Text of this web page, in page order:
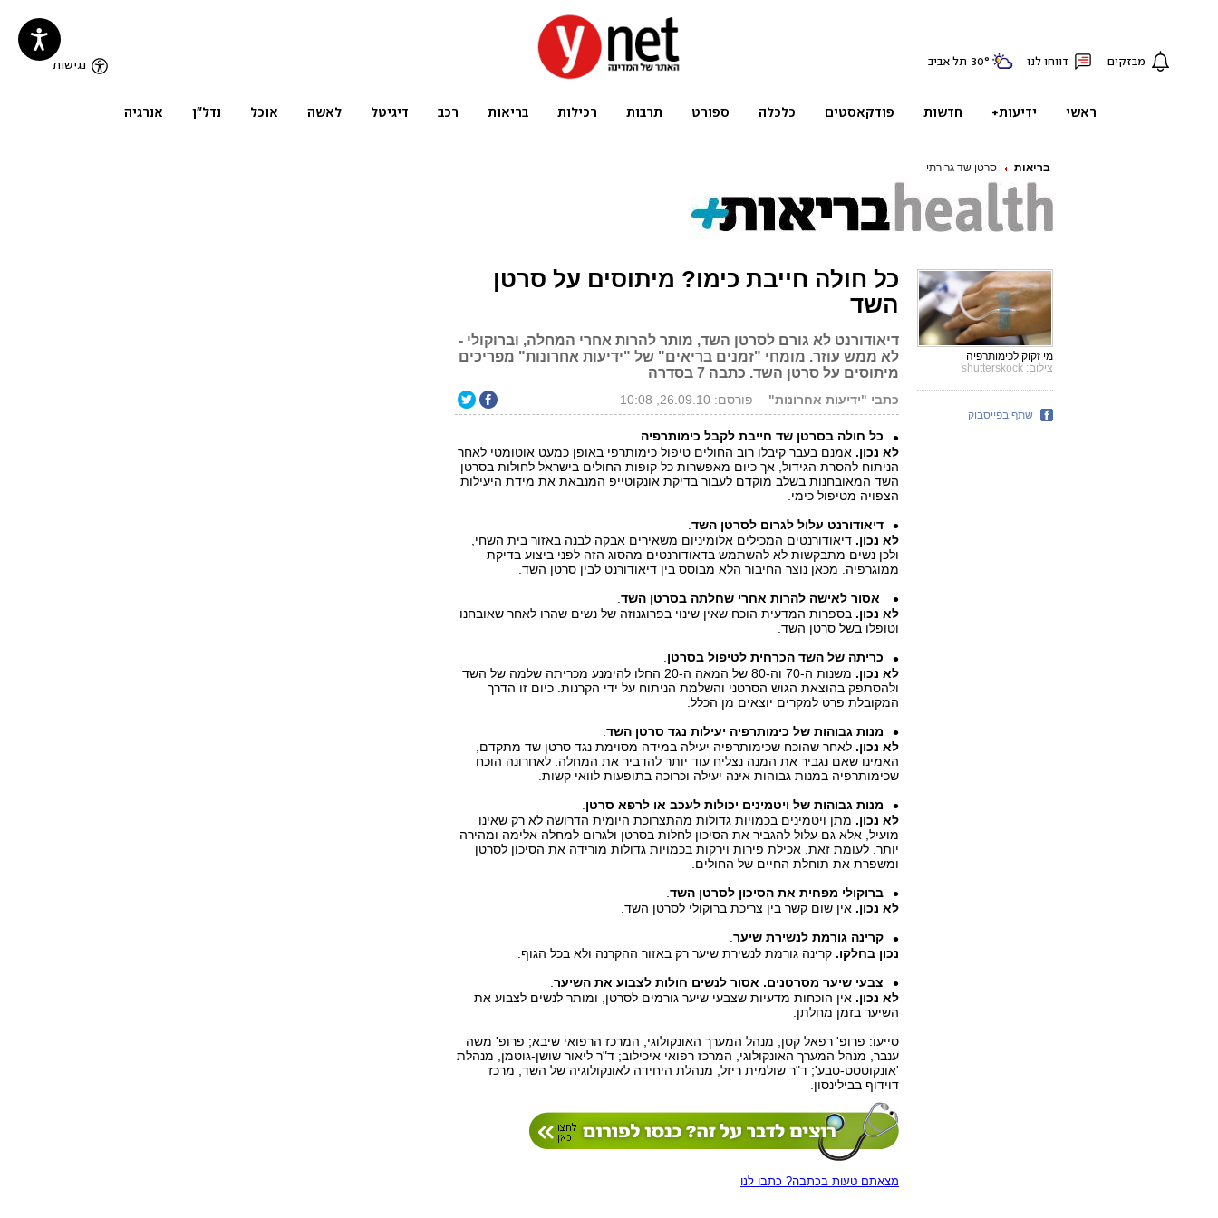
בריאות סרטן שד גרורתי
כל חולה חייבת כימו? מיתוסים על סרטן
השד
דיאודורנט לא גורם לסרטן השד, מותר להרות אחרי המחלה, וברוקולי -
לא ממש עוזר. מומחי "זמנים בריאים" של "ידיעות אחרונות" מפריכים
מיתוסים על סרטן השד. כתבה 7 בסדרה
כתבי "ידיעות אחרונות" פורסם: 26.09.10, 10:08
כל חולה בסרטן שד חייבת לקבל כימותרפיה.
לא נכון. אמנם בעבר קיבלו רוב החולים טיפול כימותרפי באופן כמעט אוטומטי לאחר
הניתוח להסרת הגידול, אך כיום מאפשרות כל קופות החולים בישראל לחולות בסרטן
השד המאובחנות בשלב מוקדם לעבור בדיקת אונקוטייפ המנבאת את מידת היעילות
הצפויה מטיפול כימי.
דיאודורנט עלול לגרום לסרטן השד.
לא נכון. דיאודורנטים המכילים אלומיניום משאירים אבקה לבנה באזור בית השחי,
ולכן נשים מתבקשות לא להשתמש בדאודורנטים מהסוג הזה לפני ביצוע בדיקת
ממוגרפיה. מכאן נוצר החיבור הלא מבוסס בין דיאודורנט לבין סרטן השד.
אסור לאישה להרות אחרי שחלתה בסרטן השד.
לא נכון. בספרות המדעית הוכח שאין שינוי בפרוגנוזה של נשים שהרו לאחר שאובחנו
וטופלו בשל סרטן השד.
כריתה של השד הכרחית לטיפול בסרטן.
לא נכון.
משנות ה‭70-‬ וה‭80-‬ של המאה ה‭20-‬ החלו להימנע מכריתה שלמה של השד
ולהסתפק בהוצאת הגוש הסרטני והשלמת הניתוח על ידי הקרנות. כיום זו הדרך
המקובלת פרט למקרים יוצאים מן הכלל.
מנות גבוהות של כימותרפיה יעילות נגד סרטן השד.
לא נכון. לאחר שהוכח שכימותרפיה יעילה במידה מסוימת נגד סרטן שד מתקדם,
האמינו שאם נגביר את המנה נצליח עוד יותר להדביר את המחלה. לאחרונה הוכח
שכימותרפיה במנות גבוהות אינה יעילה וכרוכה בתופעות לוואי קשות.
מנות גבוהות של ויטמינים יכולות לעכב או לרפא סרטן
לא נכון. מתן ויטמינים בכמויות גדולות מהתצרוכת היומית הדרושה לא רק שאינו
מועיל, אלא גם עלול להגביר את הסיכון לחלות בסרטן ולגרום למחלה אלימה ומהירה
יותר. לעומת זאת, אכילת פירות וירקות בכמויות גדולות מורידה את הסיכון לסרטן
ומשפרת את תוחלת החיים של החולים.
ברוקולי מפחית את הסיכון לסרטן השד.
לא נכון. אין שום קשר בין צריכת ברוקולי לסרטן השד.
קרינה גורמת לנשירת שיער.
נכון בחלקו. קרינה גורמת לנשירת שיער רק באזור ההקרנה ולא בכל הגוף.
צבעי שיער מסרטנים. אסור לנשים חולות לצבוע את השיער.
לא נכון. אין הוכחות מדעיות שצבעי שיער גורמים לסרטן, ומותר לנשים לצבוע את
השיער בזמן מחלתן.
סייעו: פרופ' רפאל קטן, מנהל המערך האונקולוגי, המרכז הרפואי שיבא; פרופ' משה
ענבר, מנהל המערך האונקולוגי, המרכז רפואי איכילוב; ד"ר ליאור שושן-גוטמן, מנהלת
'אונקוטסט-טבע‭;'‬ ד"ר שולמית ריזל, מנהלת היחידה לאונקולוגיה של השד, מרכז
דוידוף בבילינסון.
מצאתם טעות בכתבה? כתבו לנו
מי זקוק לכימותרפיה
צילום: shutterskock
שתף בפייסבוק